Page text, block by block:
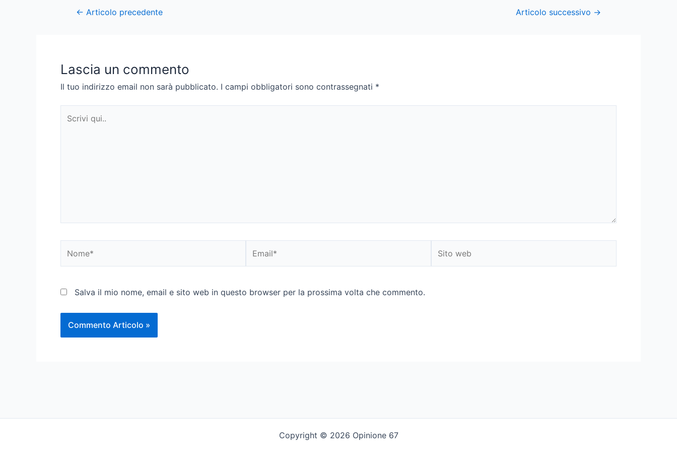
Post← Articolo precedente Articolo successivo →
Lascia un commento
Il tuo indirizzo email non sarà pubblicato. I campi obbligatori sono contrassegnati *
qui..
web
Salva il mio nome, email e sito web in questo browser per la prossima volta che commento.
Copyright © 2026 Opinione 67